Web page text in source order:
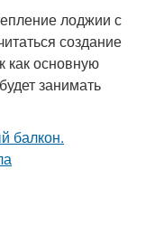
лоджии с
создание
как основную
занимать